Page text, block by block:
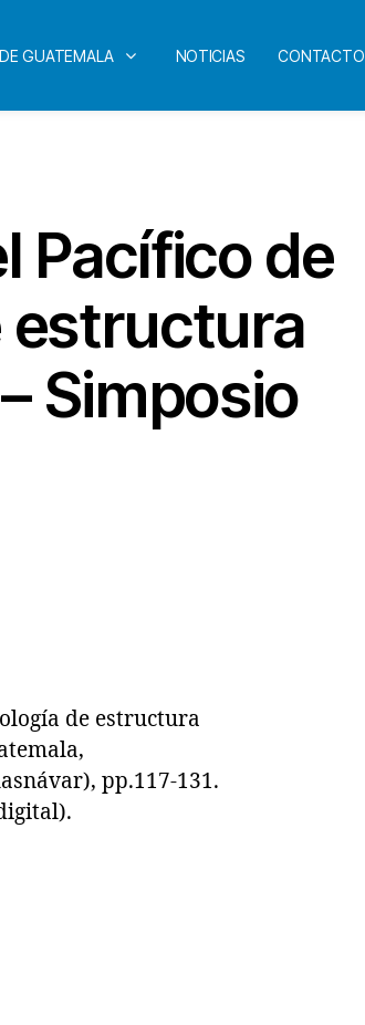
GUATEMALA NOTICIAS CONTACTO
Pacífico de
estructura
Simposio
de estructura
pp.117-131.